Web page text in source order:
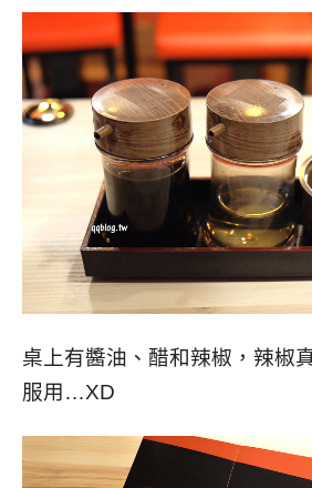
桌上有醬油、醋和辣椒，辣椒
服用…XD